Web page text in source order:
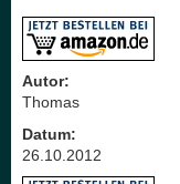
Autor:
Thomas
Datum:
26.10.2012